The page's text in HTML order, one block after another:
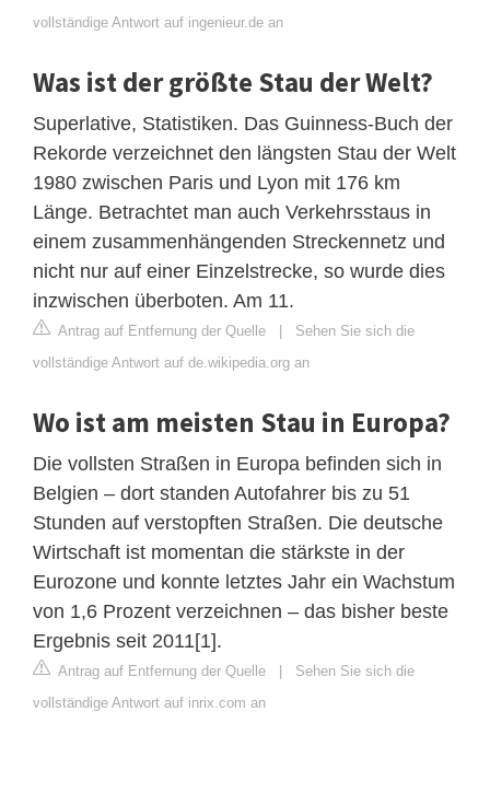
vollständige Antwort auf ingenieur.de an
Was ist der größte Stau der Welt?
Superlative, Statistiken. Das Guinness-Buch der
Rekorde verzeichnet den längsten Stau der Welt
1980 zwischen Paris und Lyon mit 176 km
Länge. Betrachtet man auch Verkehrsstaus in
einem zusammenhängenden Streckennetz und
nicht nur auf einer Einzelstrecke, so wurde dies
inzwischen überboten. Am 11.
Antrag auf Entfernung der Quelle | Sehen Sie sich die
vollständige Antwort auf de.wikipedia.org an
Wo ist am meisten Stau in Europa?
Die vollsten Straßen in Europa befinden sich in
Belgien – dort standen Autofahrer bis zu 51
Stunden auf verstopften Straßen. Die deutsche
Wirtschaft ist momentan die stärkste in der
Eurozone und konnte letztes Jahr ein Wachstum
von 1,6 Prozent verzeichnen – das bisher beste
Ergebnis seit 2011[1].
Antrag auf Entfernung der Quelle | Sehen Sie sich die
vollständige Antwort auf inrix.com an